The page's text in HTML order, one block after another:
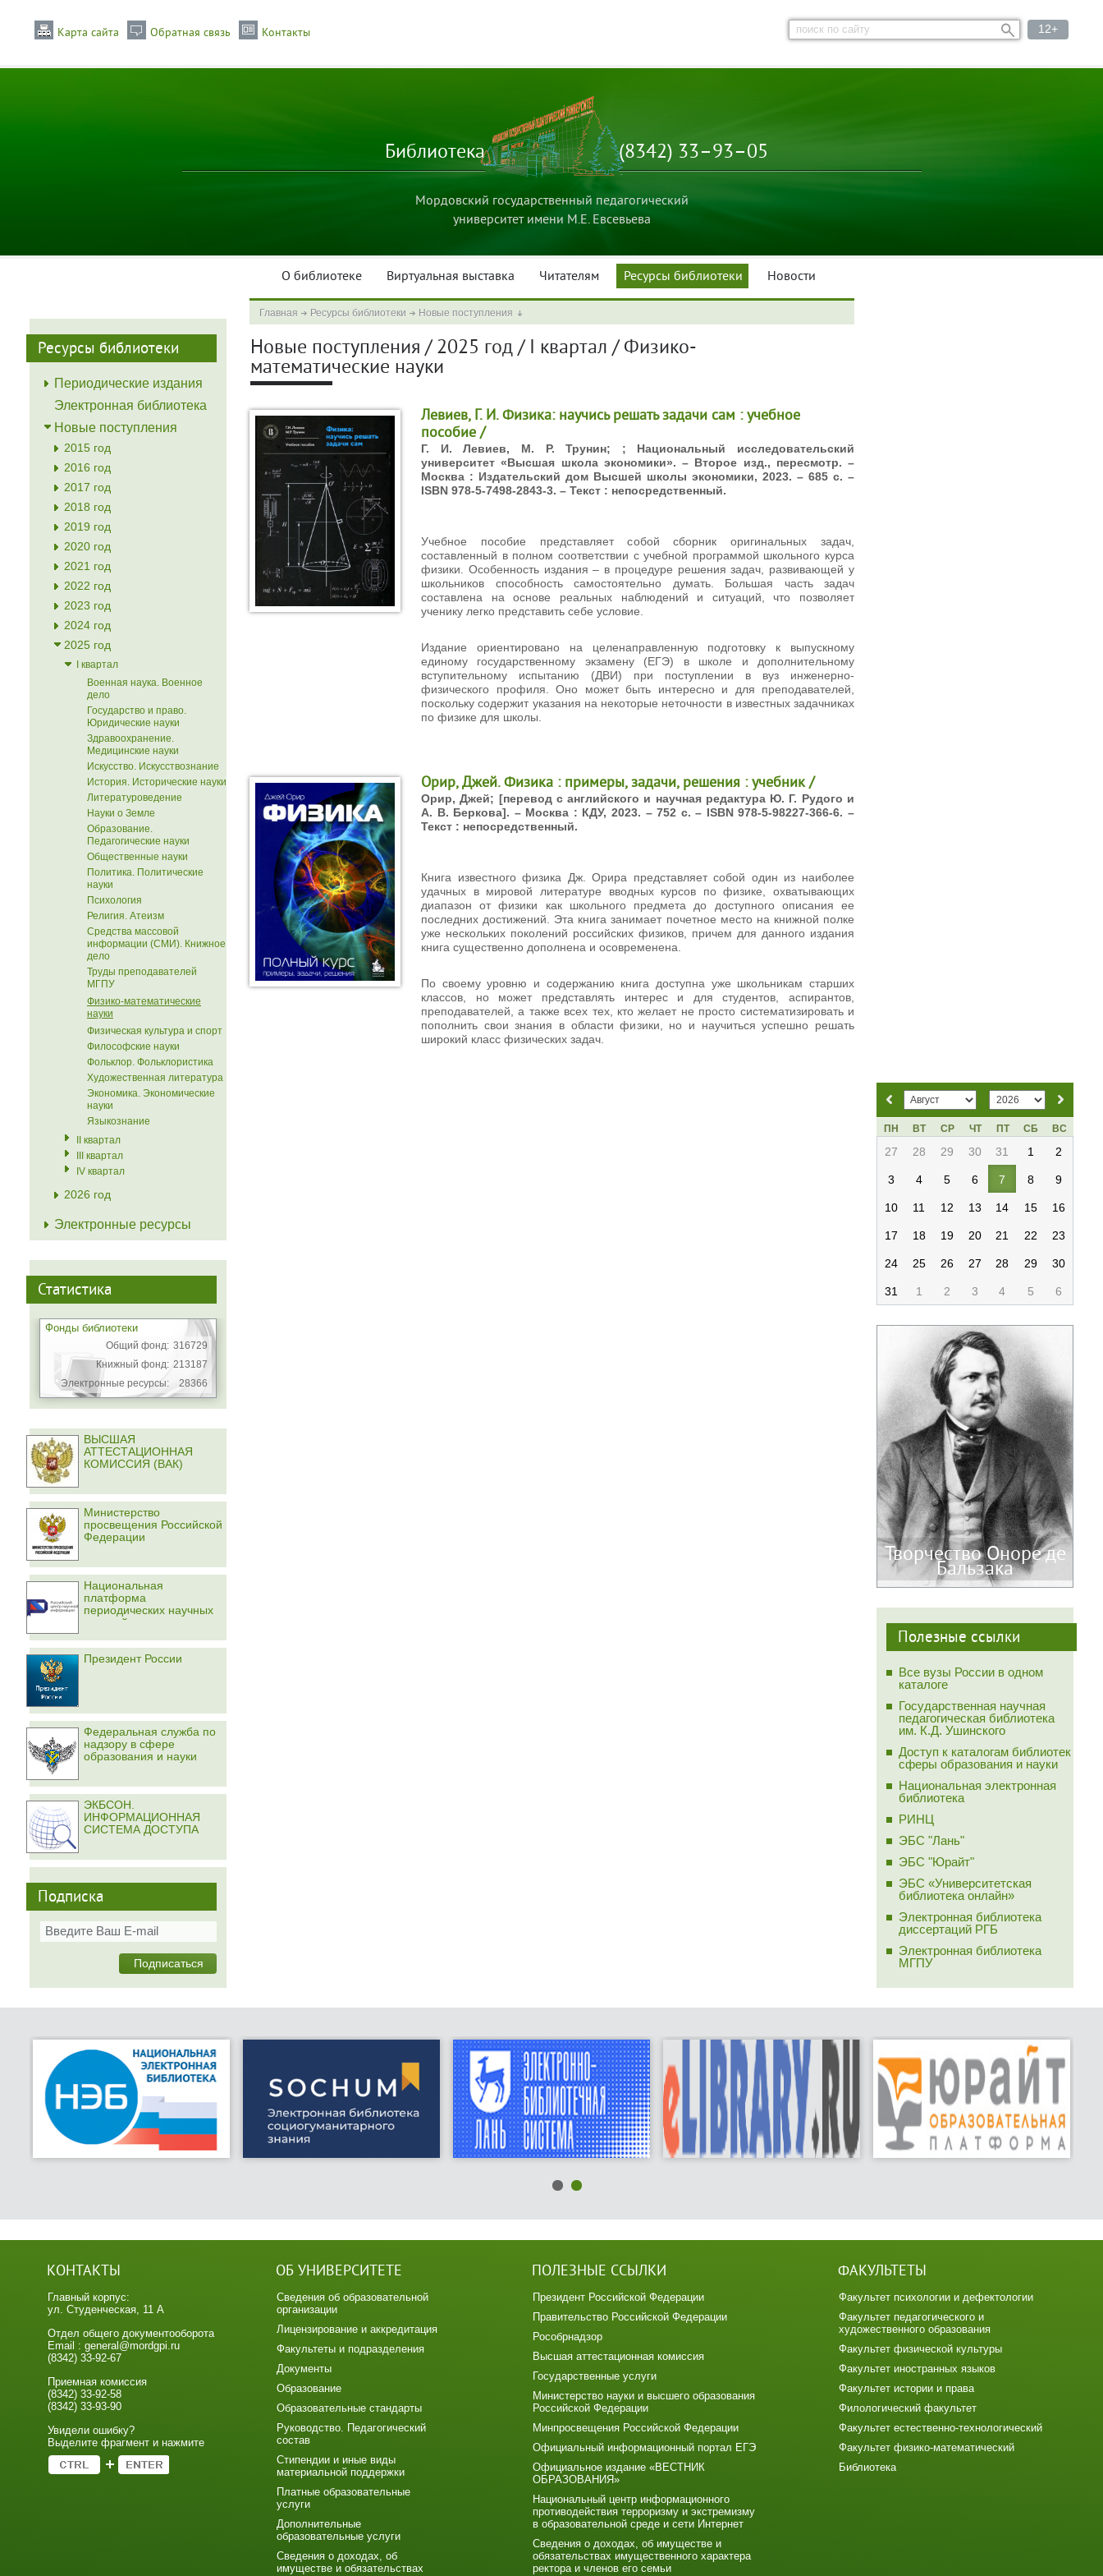
Карта сайта Обратная связь Контакты 12+
Библиотека (8342) 33–93–05
Мордовский государственный педагогический
университет имени М.Е. Евсевьева
О библиотеке Виртуальная выставка Читателям Ресурсы библиотеки Новости
Ресурсы библиотеки
Периодические издания
Электронная библиотека
Новые поступления
2015 год
2016 год
2017 год
2018 год
2019 год
2020 год
2021 год
2022 год
2023 год
2024 год
2025 год
I квартал
Военная наука. Военное
дело
Государство и право.
Юридические науки
Здравоохранение.
Медицинские науки
Искусство. Искусствознание
История. Исторические науки
Литературоведение
Науки о Земле
Образование.
Педагогические науки
Общественные науки
Политика. Политические
науки
Психология
Религия. Атеизм
Средства массовой
информации (СМИ). Книжное
дело
Труды преподавателей
МГПУ
Физико-математические
науки
Физическая культура и спорт
Философские науки
Фольклор. Фольклористика
Художественная литература
Экономика. Экономические
науки
Языкознание
II квартал
III квартал
IV квартал
2026 год
Электронные ресурсы
Статистика
Фонды библиотеки
Общий фонд: 316729
Книжный фонд: 213187
Электронные ресурсы:
28366
ВЫСШАЯ
АТТЕСТАЦИОННАЯ
КОМИССИЯ (ВАК)
Министерство
просвещения Российской
Федерации
Национальная
платформа
периодических научных
изданий
Президент России
Федеральная служба по
надзору в сфере
образования и науки
ЭКБСОН.
ИНФОРМАЦИОННАЯ
СИСТЕМА ДОСТУПА
Подписка
Главная Ресурсы библиотеки Новые поступления
Новые поступления / 2025 год / I квартал / Физико-
математические науки
Левиев, Г. И. Физика: научись решать задачи сам : учебное
пособие /
Г. И. Левиев, М. Р. Трунин; ; Национальный исследовательский
университет «Высшая школа экономики». – Второе изд., пересмотр. –
Москва : Издательский дом Высшей школы экономики, 2023. – 685 с. –
ISBN 978-5-7498-2843-3. – Текст : непосредственный.
Учебное пособие представляет собой сборник оригинальных задач,
составленный в полном соответствии с учебной программой школьного курса
физики. Особенность издания – в процедуре решения задач, развивающей у
школьников способность самостоятельно думать. Большая часть задач
составлена на основе реальных наблюдений и ситуаций, что позволяет
ученику легко представить себе условие.
Издание ориентировано на целенаправленную подготовку к выпускному
единому государственному экзамену (ЕГЭ) в школе и дополнительному
вступительному испытанию (ДВИ) при поступлении в вуз инженерно-
физического профиля. Оно может быть интересно и для преподавателей,
поскольку содержит указания на некоторые неточности в известных задачниках
по физике для школы.
Орир, Джей. Физика : примеры, задачи, решения : учебник /
Орир, Джей; [перевод с английского и научная редактура Ю. Г. Рудого и
А. В. Беркова]. – Москва : КДУ, 2023. – 752 с. – ISBN 978-5-98227-366-6. –
Текст : непосредственный.
Книга известного физика Дж. Орира представляет собой один из наиболее
удачных в мировой литературе вводных курсов по физике, охватывающих
диапазон от физики как школьного предмета до доступного описания ее
последних достижений. Эта книга занимает почетное место на книжной полке
уже нескольких поколений российских физиков, причем для данного издания
книга существенно дополнена и осовременена.
По своему уровню и содержанию книга доступна уже школьникам старших
классов, но может представлять интерес и для студентов, аспирантов,
преподавателей, а также всех тех, кто желает не просто систематизировать и
пополнить свои знания в области физики, но и научиться успешно решать
широкий класс физических задач.
ПН ВТ СР ЧТ ПТ СБ ВС
27 28 29 30 31 1 2
3 4 5 6 7 8 9
10 11 12 13 14 15 16
17 18 19 20 21 22 23
24 25 26 27 28 29 30
31 1 2 3 4 5 6
Творчество Оноре де
Бальзака
Полезные ссылки
Все вузы России в одном
каталоге
Государственная научная
педагогическая библиотека
им. К.Д. Ушинского
Доступ к каталогам библиотек
сферы образования и науки
Национальная электронная
библиотека
РИНЦ
ЭБС "Лань"
ЭБС "Юрайт"
ЭБС «Университетская
библиотека онлайн»
Электронная библиотека
диссертаций РГБ
Электронная библиотека
МГПУ
КОНТАКТЫ
Главный корпус:
ул. Студенческая, 11 А
Отдел общего документооборота
Email : general@mordgpi.ru
(8342) 33-92-67
Приемная комиссия
(8342) 33-92-58
(8342) 33-93-90
Увидели ошибку?
Выделите фрагмент и нажмите
ОБ УНИВЕРСИТЕТЕ
Сведения об образовательной
организации
Лицензирование и аккредитация
Факультеты и подразделения
Документы
Образование
Образовательные стандарты
Руководство. Педагогический
состав
Стипендии и иные виды
материальной поддержки
Платные образовательные
услуги
Дополнительные
образовательные услуги
Сведения о доходах, об
имуществе и обязательствах
ПОЛЕЗНЫЕ ССЫЛКИ
Президент Российской Федерации
Правительство Российской Федерации
Рособрнадзор
Высшая аттестационная комиссия
Государственные услуги
Министерство науки и высшего образования
Российской Федерации
Минпросвещения Российской Федерации
Официальный информационный портал ЕГЭ
Официальное издание «ВЕСТНИК
ОБРАЗОВАНИЯ»
Национальный центр информационного
противодействия терроризму и экстремизму
в образовательной среде и сети Интернет
Сведения о доходах, об имуществе и
обязательствах имущественного характера
ректора и членов его семьи
ФАКУЛЬТЕТЫ
Факультет психологии и дефектологии
Факультет педагогического и
художественного образования
Факультет физической культуры
Факультет иностранных языков
Факультет истории и права
Филологический факультет
Факультет естественно-технологический
Факультет физико-математический
Библиотека